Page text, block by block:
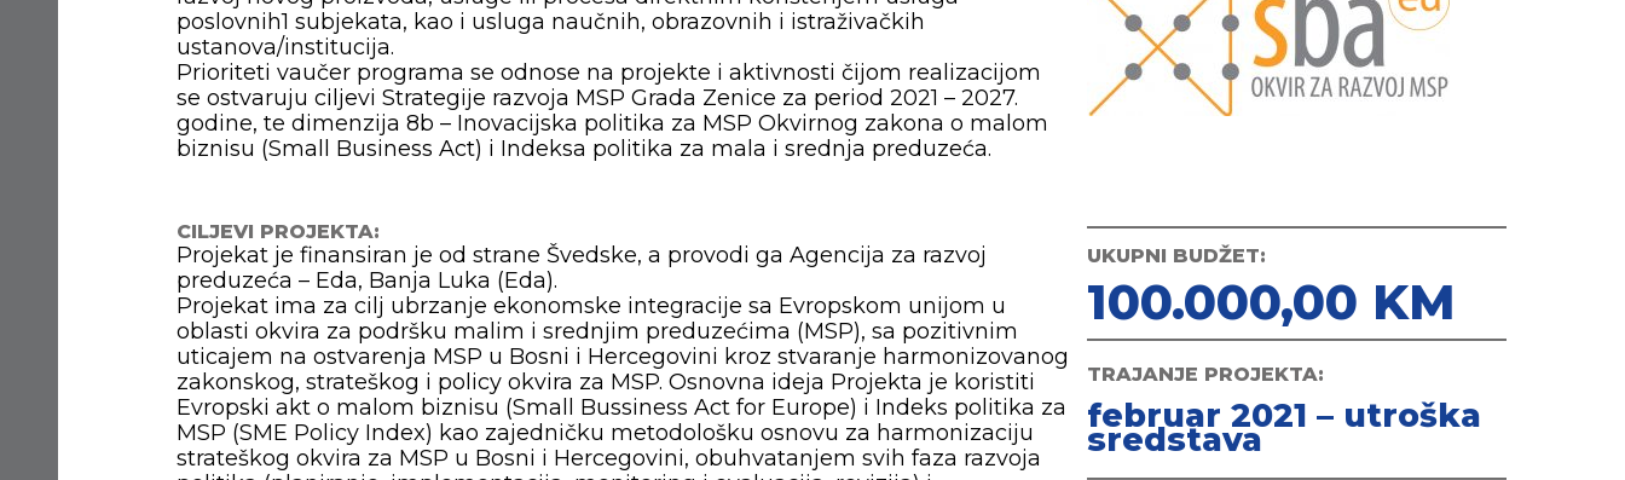
poslovnih1 subjekata, kao i usluga naučnih, obrazovnih i istraživačkih
ustanova/institucija.
Prioriteti vaučer programa se odnose na projekte i aktivnosti čijom realizacijom
se ostvaruju ciljevi Strategije razvoja MSP Grada Zenice za period 2021 – 2027.
godine, te dimenzija 8b – Inovacijska politika za MSP Okvirnog zakona o malom
biznisu (Small Business Act) i Indeksa politika za mala i srednja preduzeća.
CILJEVI PROJEKTA:
Projekat je finansiran je od strane Švedske, a provodi ga Agencija za razvoj
preduzeća – Eda, Banja Luka (Eda).
Projekat ima za cilj ubrzanje ekonomske integracije sa Evropskom unijom u
oblasti okvira za podršku malim i srednjim preduzećima (MSP), sa pozitivnim
uticajem na ostvarenja MSP u Bosni i Hercegovini kroz stvaranje harmonizovanog
zakonskog, strateškog i policy okvira za MSP. Osnovna ideja Projekta je koristiti
Evropski akt o malom biznisu (Small Bussiness Act for Europe) i Indeks politika za
MSP (SME Policy Index) kao zajedničku metodološku osnovu za harmonizaciju
strateškog okvira za MSP u Bosni i Hercegovini, obuhvatanjem svih faza razvoja
UKUPNI BUDŽET:
100.000,00 KM
TRAJANJE PROJEKTA:
februar 2021 – utroška
sredstava